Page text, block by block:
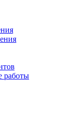
работы